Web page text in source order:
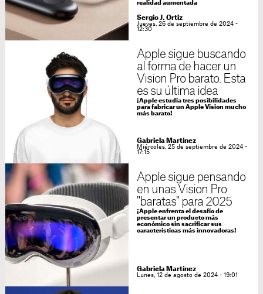
realidad aumentada
Sergio J. Ortiz
Jueves, 26 de septiembre de 2024 -
12:30
Apple sigue buscando
al forma de hacer un
Vision Pro barato. Esta
es su última idea
¡Apple estudia tres posibilidades
para fabricar un Apple Vision mucho
más barato!
Gabriela Martínez
Miércoles, 25 de septiembre de 2024 -
17:15
Apple sigue pensando
en unas Vision Pro
"baratas" para 2025
¡Apple enfrenta el desafío de
presentar un producto más
económico sin sacrificar sus
características más innovadoras!
Gabriela Martínez
Lunes, 12 de agosto de 2024 - 19:01